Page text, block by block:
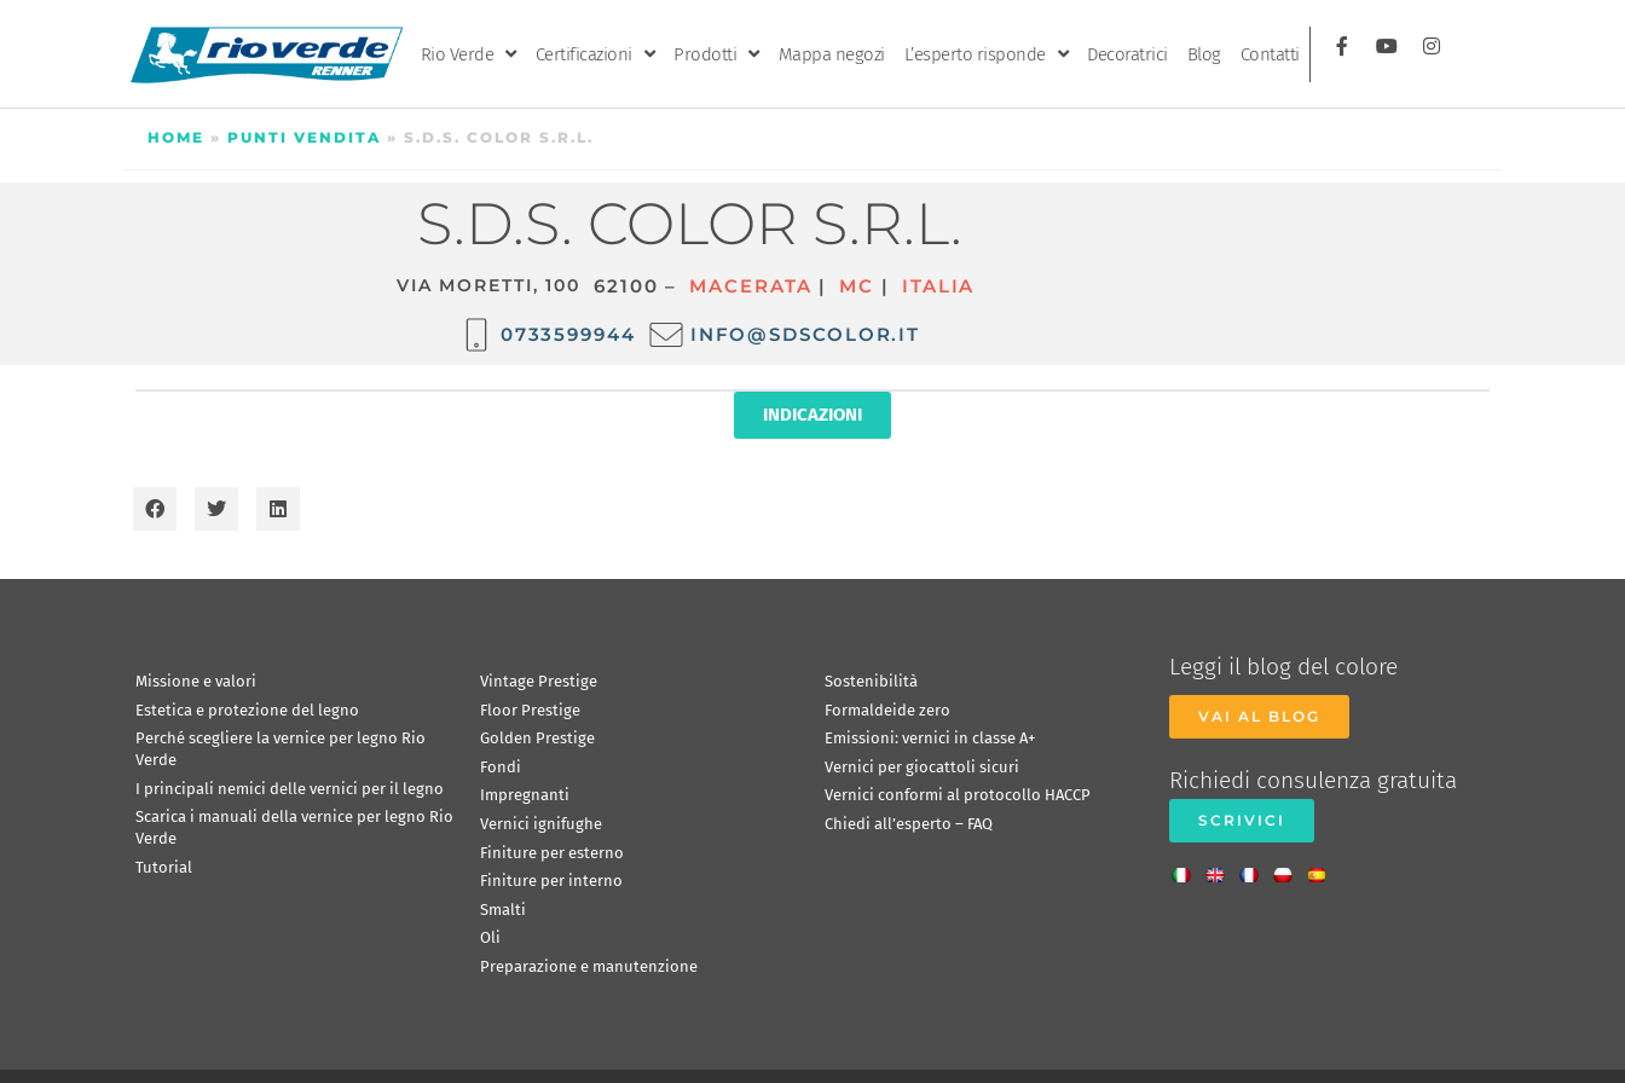
Rio Verde Certificazioni Prodotti Mappa negozi L’esperto risponde Decoratrici Blog Contatti
HOME » PUNTI VENDITA » S.D.S. COLOR S.R.L.
S.D.S. COLOR S.R.L.
VIA MORETTI, 100 62100 – MACERATA | MC | ITALIA
0733599944 INFO@SDSCOLOR.IT
INDICAZIONI
Missione e valori
Estetica e protezione del legno
Perché scegliere la vernice per legno Rio
Verde
I principali nemici delle vernici per il legno
Scarica i manuali della vernice per legno Rio
Verde
Tutorial
Vintage Prestige
Floor Prestige
Golden Prestige
Fondi
Impregnanti
Vernici ignifughe
Finiture per esterno
Finiture per interno
Smalti
Oli
Preparazione e manutenzione
Sostenibilità
Formaldeide zero
Emissioni: vernici in classe A+
Vernici per giocattoli sicuri
Vernici conformi al protocollo HACCP
Chiedi all’esperto – FAQ
Leggi il blog del colore
VAI AL BLOG
Richiedi consulenza gratuita
SCRIVICI